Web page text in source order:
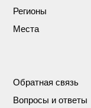
Регионы
Места
Обратная связь
Вопросы и ответы